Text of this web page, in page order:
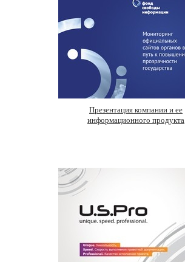
Презентация компании и ее
информационного продукта